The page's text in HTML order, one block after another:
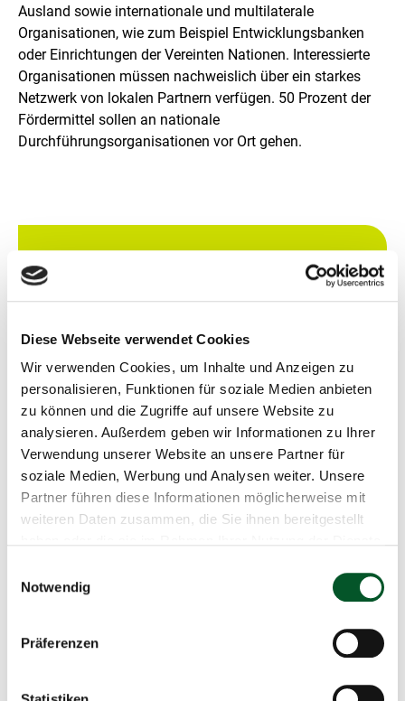
Diese Webseite verwendet Cookies
Wir verwenden Cookies, um Inhalte und Anzeigen zu
personalisieren, Funktionen für soziale Medien anbieten
zu können und die Zugriffe auf unsere Website zu
analysieren. Außerdem geben wir Informationen zu Ihrer
Verwendung unserer Website an unsere Partner für
soziale Medien, Werbung und Analysen weiter. Unsere
Partner führen diese Informationen möglicherweise mit
weiteren Daten zusammen, die Sie ihnen bereitgestellt
Notwendig
Präferenzen
Ausland sowie internationale und multilaterale
Organisationen, wie zum Beispiel Entwicklungsbanken
oder Einrichtungen der Vereinten Nationen. Interessierte
Organisationen müssen nachweislich über ein starkes
Netzwerk von lokalen Partnern verfügen. 50 Prozent der
Fördermittel sollen an nationale
Durchführungsorganisationen vor Ort gehen.
Kontakt
Zukunft – Umwelt – Gesellschaft (ZUG)
10963 Berlin
Zur Webseite der IKI
Internationale Klimaschutzinitiative